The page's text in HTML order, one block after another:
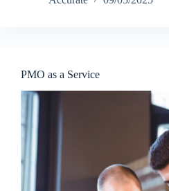
PMO as a Service